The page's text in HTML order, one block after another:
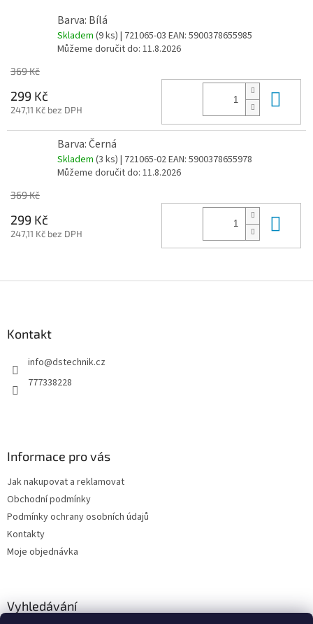
Barva: Bílá
Skladem (9 ks) | 721065-03 EAN: 5900378655985
Můžeme doručit do: 11.8.2026
369 Kč
299 Kč
247,11 Kč bez DPH
Barva: Černá
Skladem (3 ks) | 721065-02EAN: 5900378655978
Můžeme doručit do: 11.8.2026
369 Kč
299 Kč
247,11 Kč bez DPH
Kontakt
info@dstechnik.cz
777338228
Informace pro vás
Jak nakupovat a reklamovat
Obchodní podmínky
Podmínky ochrany osobních údajů
Kontakty
Moje objednávka
Vyhledávání